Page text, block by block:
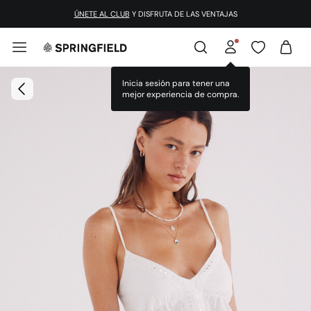
ÚNETE AL CLUB Y DISFRUTA DE LAS VENTAJAS
Inicia sesión para tener una
mejor experiencia de compra.